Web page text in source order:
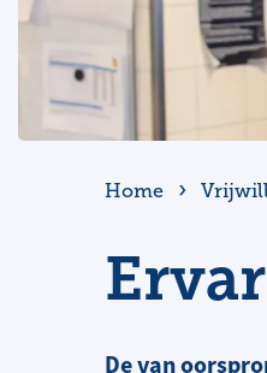
Home
De van